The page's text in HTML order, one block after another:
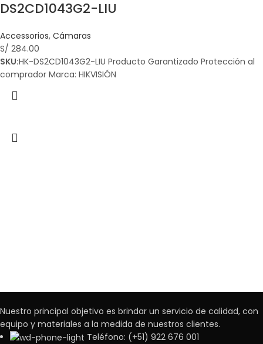
DS2CD1043G2-LIU
Accessorios, Cámaras
S/ 284.00
SKU:HK-DS2CD1043G2-LIU Producto Garantizado Protección al
comprador Marca: HIKVISIÓN
Nuestro principal objetivo es brindar un servicio de calidad, con
equipo y materiales a la medida de nuestros clientes.
Teléfono: (+51) 922 676 001